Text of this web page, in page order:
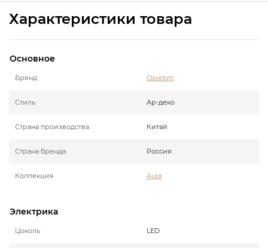
Характеристики товара
Основное
Бренд Osvetim
Стиль Ар-деко
Страна производства Китай
Страна бренда Россия
Коллекция Aura
Электрика
Цоколь LED